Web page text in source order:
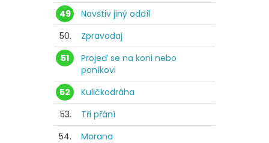
49
Navštiv jiný oddíl
50.
Zpravodaj
51
Projeď se na koni nebo
poníkovi
52
Kuličkodráha
53.
Tři přání
54.
Morana